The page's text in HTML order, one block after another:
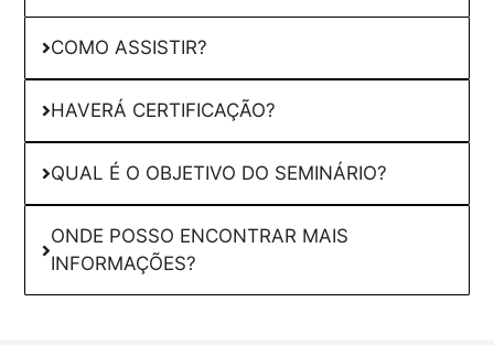
COMO ASSISTIR?
HAVERÁ CERTIFICAÇÃO?
QUAL É O OBJETIVO DO SEMINÁRIO?
ONDE POSSO ENCONTRAR MAIS
INFORMAÇÕES?